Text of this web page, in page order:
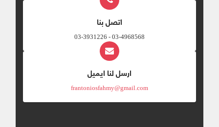
اتصل بنا
03-4968568 - 03-3931226
ارسل لنا ايميل
frantoniosfahmy@gmail.com